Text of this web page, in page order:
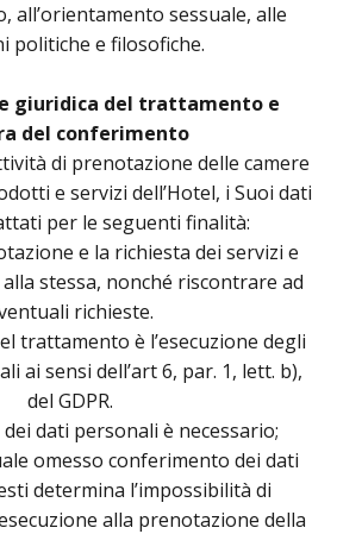
all’orientamento sessuale, alle
politiche e filosofiche.
giuridica del trattamento e
del conferimento
di prenotazione delle camere
e servizi dell’Hotel, i Suoi dati
per le seguenti finalità:
e la richiesta dei servizi e
stessa, nonché riscontrare ad
richieste.
trattamento è l’esecuzione degli
ai sensi dell’art 6, par. 1, lett. b),
del GDPR.
dati personali è necessario;
omesso conferimento dei dati
determina l’impossibilità di
alla prenotazione della